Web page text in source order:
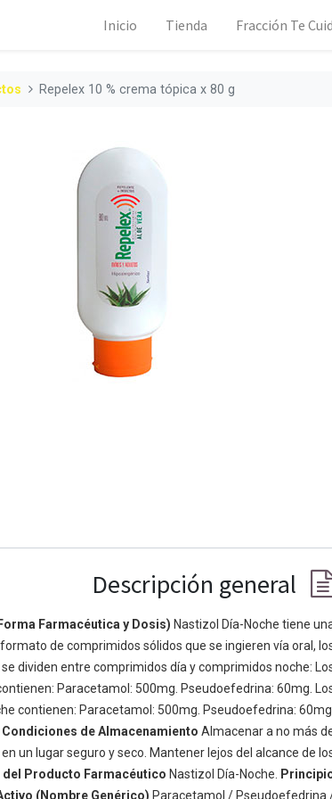
Inicio Tienda Fracción Te
Repelex 10 % crema tópica x 80 g
Descripción general
Farmacéutica y Dosis) Nastizol Día-Noche tiene
de comprimidos sólidos que se ingieren vía oral,
dividen entre comprimidos día y comprimidos noche:
Paracetamol: 500mg. Pseudoefedrina: 60mg.
contienen: Paracetamol: 500mg. Pseudoefedrina: 60mg.
Condiciones de Almacenamiento Almacenar a no más
un lugar seguro y seco. Mantener lejos del alcance de
del Producto Farmacéutico Nastizol Día-Noche.
(Nombre Genérico) Paracetamol / Pseudoefedrina
Acerca de
Somos un equipo de personas apasionadas
mejorar la vida de todos a través de
Construimos grandes productos para
de negocio. Nuestros productos están
pequeñas y medianas empresas dispuestas
rendimiento.